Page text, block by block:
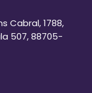
Cabral, 1788,
507, 88705-